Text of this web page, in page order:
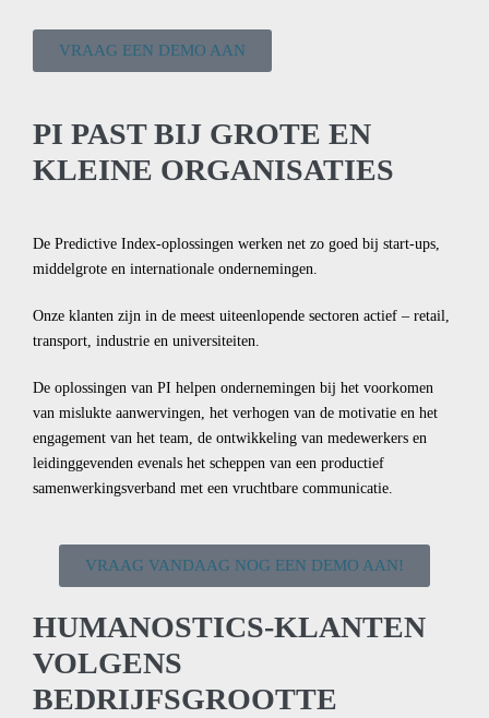
VRAAG EEN DEMO AAN
PI PAST BIJ GROTE EN
KLEINE ORGANISATIES
De Predictive Index-oplossingen werken net zo goed bij start-ups,
middelgrote en internationale ondernemingen.
Onze klanten zijn in de meest uiteenlopende sectoren actief – retail,
transport, industrie en universiteiten.
De oplossingen van PI helpen ondernemingen bij het voorkomen
van mislukte aanwervingen, het verhogen van de motivatie en het
engagement van het team, de ontwikkeling van medewerkers en
leidinggevenden evenals het scheppen van een productief
samenwerkingsverband met een vruchtbare communicatie.
VRAAG VANDAAG NOG EEN DEMO AAN!
HUMANOSTICS-KLANTEN
VOLGENS
BEDRIJFSGROOTTE